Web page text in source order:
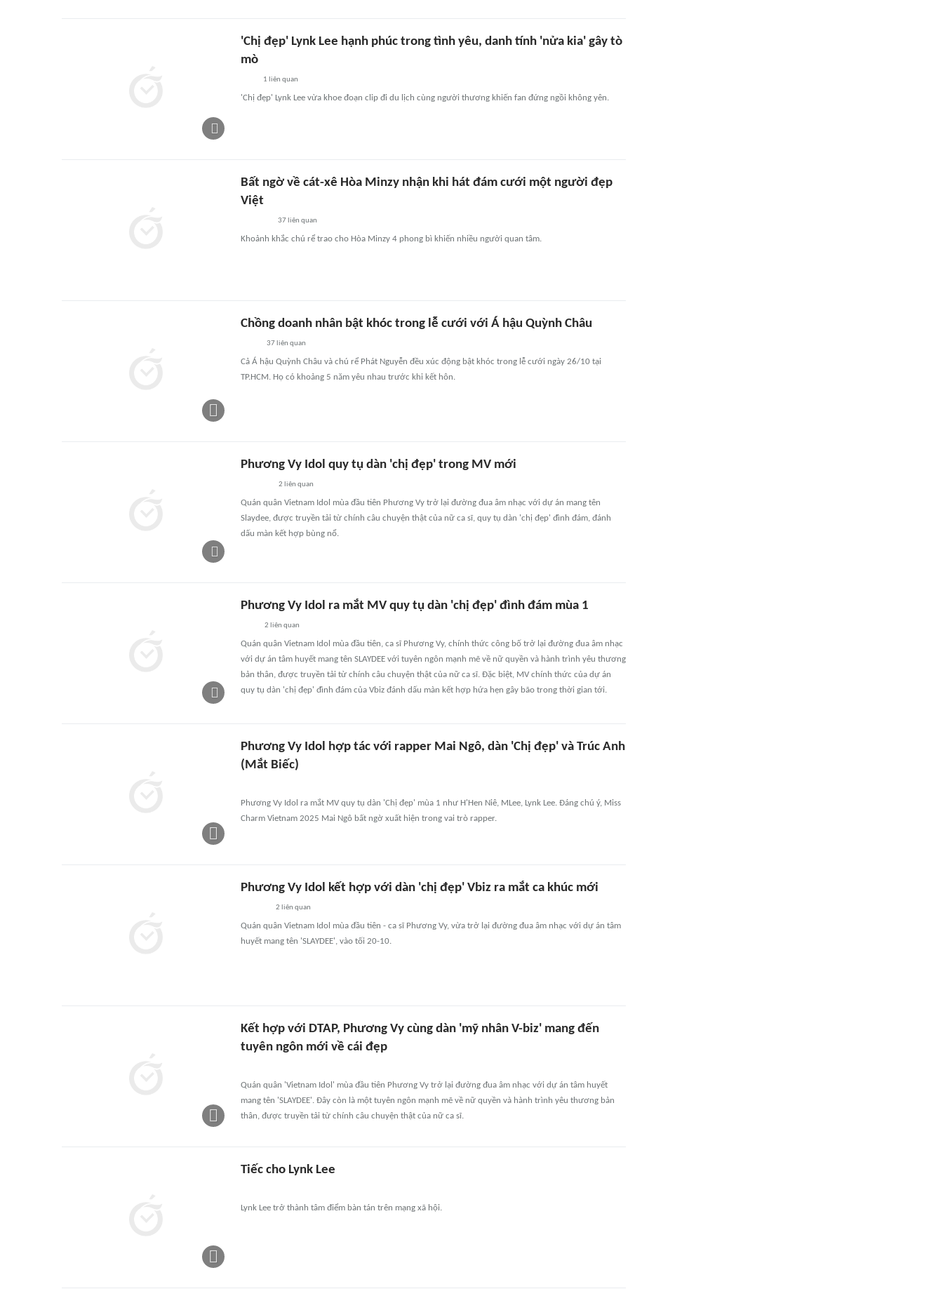
'Chị đẹp' Lynk Lee hạnh phúc trong tình yêu, danh tính 'nửa kia' gây tò
mò
1 liên quan
'Chị đẹp' Lynk Lee vừa khoe đoạn clip đi du lịch cùng người thương khiến fan đứng ngồi không yên.
Bất ngờ về cát-xê Hòa Minzy nhận khi hát đám cưới một người đẹp
Việt
37liên quan
Khoảnh khắc chú rể trao cho Hòa Minzy 4 phong bì khiến nhiều người quan tâm.
Chồng doanh nhân bật khóc trong lễ cưới với Á hậu Quỳnh Châu
37liên quan
Cả Á hậu Quỳnh Châu và chú rể Phát Nguyễn đều xúc động bật khóc trong lễ cưới ngày 26/10 tại
TP.HCM. Họ có khoảng 5 năm yêu nhau trước khi kết hôn.
Phương Vy Idol quy tụ dàn 'chị đẹp' trong MV mới
2 liên quan
Quán quân Vietnam Idol mùa đầu tiên Phương Vy trở lại đường đua âm nhạc với dự án mang tên
Slaydee, được truyền tải từ chính câu chuyện thật của nữ ca sĩ, quy tụ dàn 'chị đẹp' đình đám, đánh
dấu màn kết hợp bùng nổ.
Phương Vy Idol ra mắt MV quy tụ dàn 'chị đẹp' đình đám mùa 1
2 liên quan
Quán quân Vietnam Idol mùa đầu tiên, ca sĩ Phương Vy, chính thức công bố trở lại đường đua âm nhạc
với dự án tâm huyết mang tên SLAYDEE với tuyên ngôn mạnh mẽ về nữ quyền và hành trình yêu thương
bản thân, được truyền tải từ chính câu chuyện thật của nữ ca sĩ. Đặc biệt, MV chính thức của dự án
quy tụ dàn 'chị đẹp' đình đám của Vbiz đánh dấu màn kết hợp hứa hẹn gây bão trong thời gian tới.
Phương Vy Idol hợp tác với rapper Mai Ngô, dàn 'Chị đẹp' và Trúc Anh
(Mắt Biếc)
Phương Vy Idol ra mắt MV quy tụ dàn 'Chị đẹp' mùa 1 như H'Hen Niê, MLee, Lynk Lee. Đáng chú ý, Miss
Charm Vietnam 2025 Mai Ngô bất ngờ xuất hiện trong vai trò rapper.
Phương Vy Idol kết hợp với dàn 'chị đẹp' Vbiz ra mắt ca khúc mới
2 liên quan
Quán quân Vietnam Idol mùa đầu tiên - ca sĩ Phương Vy, vừa trở lại đường đua âm nhạc với dự án tâm
huyết mang tên 'SLAYDEE', vào tối 20-10.
Kết hợp với DTAP, Phương Vy cùng dàn 'mỹ nhân V-biz' mang đến
tuyên ngôn mới về cái đẹp
Quán quân 'Vietnam Idol' mùa đầu tiên Phương Vy trở lại đường đua âm nhạc với dự án tâm huyết
mang tên 'SLAYDEE'. Đây còn là một tuyên ngôn mạnh mẽ về nữ quyền và hành trình yêu thương bản
thân, được truyền tải từ chính câu chuyện thật của nữ ca sĩ.
Tiếc cho Lynk Lee
Lynk Lee trở thành tâm điểm bàn tán trên mạng xã hội.